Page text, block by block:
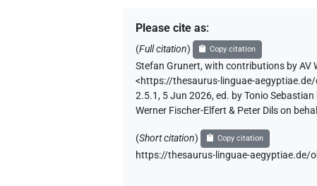
Please cite as:
(Full citation) Copy citation
Stefan Grunert,with contributions by AV
<https://thesaurus-linguae-
2.5.1, 5 Jun 2026, ed. by Tonio
Werner Fischer-Elfert & Peter Dils on
(Short citation) Copy citation
https://thesaurus-linguae-aegyptiae.de/